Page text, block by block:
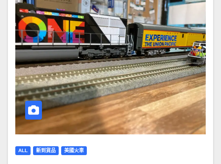
ALL 新到貨品 美國火車